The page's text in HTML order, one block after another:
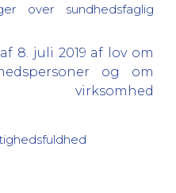
over sundhedsfaglig
8. juli 2019 af lov om
og om
virksomhed